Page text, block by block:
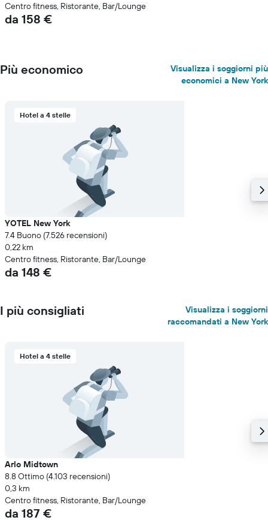
Centro fitness, Ristorante, Bar/Lounge
da 158 €
Più economico
Visualizza i soggiorni più
economici a New York
Hotel a 4 stelle
YOTEL New York
7.4 Buono (7.526 recensioni)
0,22 km
Centro fitness, Ristorante, Bar/Lounge
da 148 €
I più consigliati
Visualizza i soggiorni
raccomandati a New York
Hotel a 4 stelle
Arlo Midtown
8.8 Ottimo (4.103 recensioni)
0,3 km
Centro fitness, Ristorante, Bar/Lounge
da 187 €